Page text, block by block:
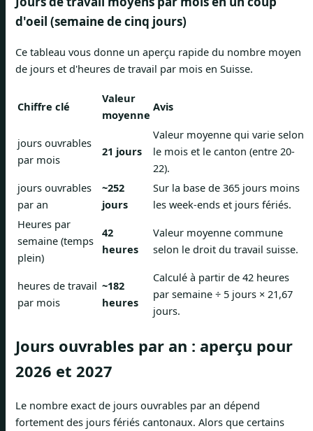
d'oeil (semaine de cinq jours)
Ce tableau vous donne un aperçu rapide du nombre moyen
de jours et d'heures de travail par mois en Suisse.
Chiffre clé
Valeur
moyenne
Avis
jours ouvrables
par mois
21 jours
Valeur moyenne qui varie selon
le mois et le canton (entre 20-
22).
jours ouvrables
par an
~252
jours
Sur la base de 365 jours moins
les week-ends et jours fériés.
Heures par
semaine (temps
plein)
42
heures
Valeur moyenne commune
selon le droit du travail suisse.
heures de travail
par mois
~182
heures
Calculé à partir de 42 heures
par semaine ÷ 5 jours × 21,67
jours.
Jours ouvrables par an : aperçu pour
2026 et 2027
Le nombre exact de jours ouvrables par an dépend
fortement des jours fériés cantonaux. Alors que certains